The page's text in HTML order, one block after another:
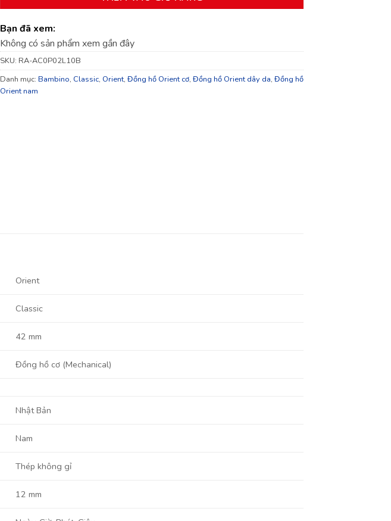
Bạn đã xem:
Không có sản phẩm xem gần đây
SKU: RA-AC0P02L10B
Danh mục: Bambino, Classic, Orient, Đồng hồ Orient cơ, Đồng hồ Orient dây da, Đồng hồ
Orient nam
Orient
Classic
42 mm
Đồng hồ cơ (Mechanical)
Nhật Bản
Nam
Thép không gỉ
12 mm